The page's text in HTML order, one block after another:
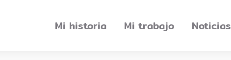
Mi historia Mi trabajo Noticias